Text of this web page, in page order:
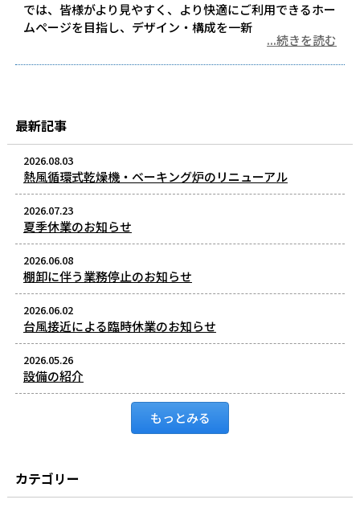
では、皆様がより見やすく、より快適にご利用できるホー
ムページを目指し、デザイン・構成を一新
...続きを読む
最新記事
2026.08.03
熱風循環式乾燥機・ベーキング炉のリニューアル
2026.07.23
夏季休業のお知らせ
2026.06.08
棚卸に伴う業務停止のお知らせ
2026.06.02
台風接近による臨時休業のお知らせ
2026.05.26
設備の紹介
もっとみる
カテゴリー